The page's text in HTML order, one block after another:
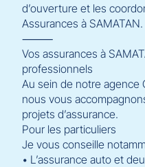
d’ouverture et les
Assurances à SAMATAN.
⸻
Vos assurances à
professionnels
Au sein de notre agence
nous vous
projets d’assurance.
Pour les particuliers
Je vous conseille
• L’assurance auto et